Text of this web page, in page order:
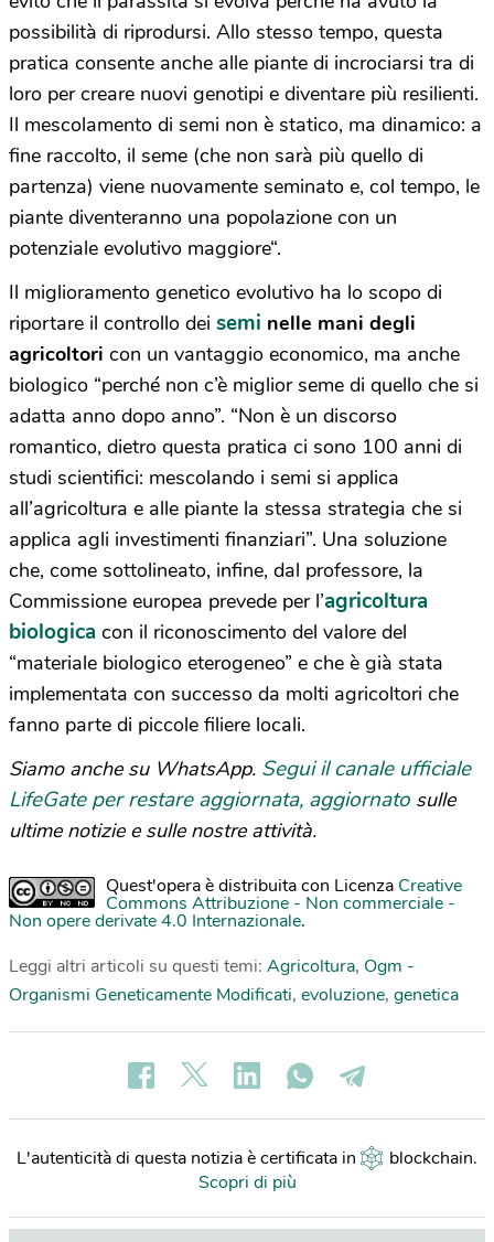
possibilità di riprodursi. Allo stesso tempo, questa
pratica consente anche alle piante di incrociarsi tra di
loro per creare nuovi genotipi e diventare più resilienti.
Il mescolamento di semi non è statico, ma dinamico: a
fine raccolto, il seme (che non sarà più quello di
partenza) viene nuovamente seminato e, col tempo, le
piante diventeranno una popolazione con un
potenziale evolutivo maggiore“.
Il miglioramento genetico evolutivo ha lo scopo di
riportare il controllo dei semi nelle mani degli
agricoltori con un vantaggio economico, ma anche
biologico “perché non c’è miglior seme di quello che si
adatta anno dopo anno”. “Non è un discorso
romantico, dietro questa pratica ci sono 100 anni di
studi scientifici: mescolando i semi si applica
all’agricoltura e alle piante la stessa strategia che si
applica agli investimenti finanziari”. Una soluzione
che, come sottolineato, infine, dal professore, la
Commissione europea prevede per l’agricoltura
biologica con il riconoscimento del valore del
“materiale biologico eterogeneo” e che è già stata
implementata con successo da molti agricoltori che
fanno parte di piccole filiere locali.
Siamo anche su WhatsApp. Segui il canale ufficiale
LifeGate per restare aggiornata, aggiornato sulle
ultime notizie e sulle nostre attività.
Quest'opera è distribuita con Licenza Creative
Commons Attribuzione - Non commerciale -
Non opere derivate 4.0 Internazionale.
Leggi altri articoli su questi temi: Agricoltura, Ogm -
Organismi Geneticamente Modificati, evoluzione, genetica
L'autenticità di questa notizia è certificata in blockchain.
Scopri di più